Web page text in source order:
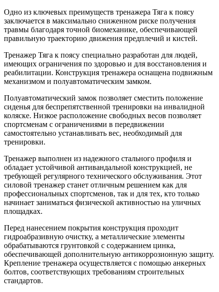
Одно из ключевых преимуществ тренажера Тяга к поясу
заключается в максимально сниженном риске получения
травмы благодаря точной биомеханике, обеспечивающей
правильную траекторию движения предплечий и кистей.
Тренажер Тяга к поясу специально разработан для людей,
имеющих ограничения по здоровью и для восстановления и
реабилитации. Конструкция тренажера оснащена подвижным
механизмом и полуавтоматическим замком.
Полуавтоматический замок позволяет сместить положение
сиденья для беспрепятственной тренировки на инвалидной
коляске. Низкое расположение свободных весов позволяет
спортсменам с ограничениями в передвижении
самостоятельно устанавливать вес, необходимый для
тренировки.
Тренажер выполнен из надежного стального профиля и
обладает устойчивой антивандальной конструкцией, не
требующей регулярного технического обслуживания. Этот
силовой тренажер станет отличным решением как для
профессиональных спортсменов, так и для тех, кто только
начинает заниматься физической активностью на уличных
площадках.
Перед нанесением покрытия конструкция проходит
гидроабразивную очистку, а металлические элементы
обрабатываются грунтовкой с содержанием цинка,
обеспечивающей дополнительную антикоррозионную защиту.
Крепление тренажера осуществляется с помощью анкерных
болтов, соответствующих требованиям строительных
стандартов.